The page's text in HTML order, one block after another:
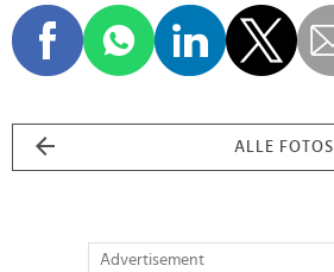
ALLE FOTOS
Advertisement